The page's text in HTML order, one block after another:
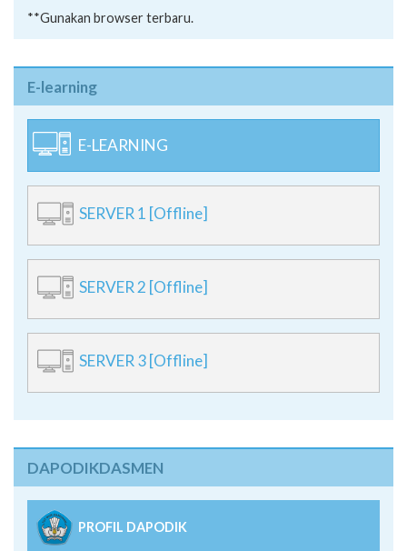
**Gunakan browser terbaru.
E-learning
E-LEARNING
SERVER 1 [Offline]
SERVER 2 [Offline]
SERVER 3 [Offline]
DAPODIKDASMEN
PROFIL DAPODIK